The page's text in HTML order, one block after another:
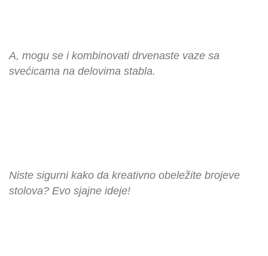
A, mogu se i kombinovati drvenaste vaze sa
svećicama na delovima stabla.
Niste sigurni kako da kreativno obeležite brojeve
stolova? Evo sjajne ideje!